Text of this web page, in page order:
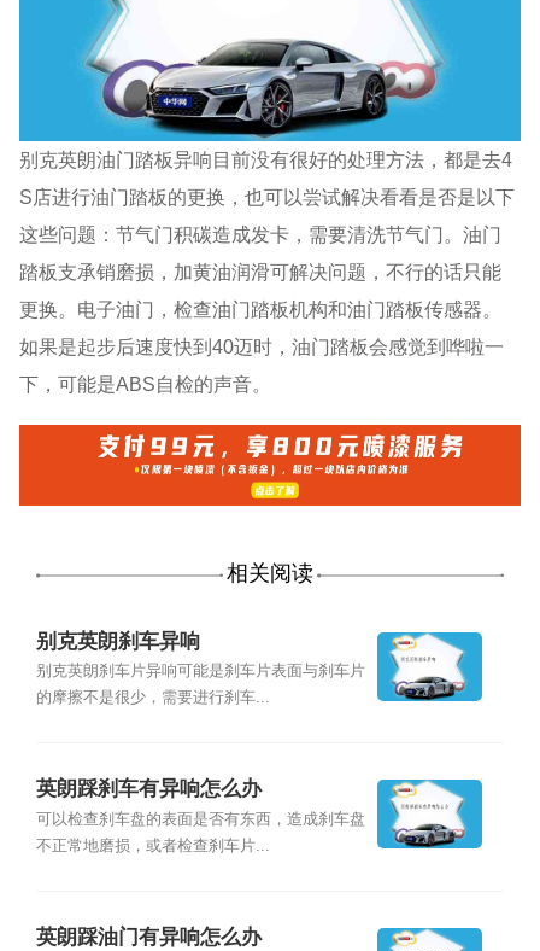
别克英朗油门踏板异响目前没有很好的处理方法，都是去4
S店进行油门踏板的更换，也可以尝试解决看看是否是以下
这些问题：节气门积碳造成发卡，需要清洗节气门。油门
踏板支承销磨损，加黄油润滑可解决问题，不行的话只能
更换。电子油门，检查油门踏板机构和油门踏板传感器。
如果是起步后速度快到40迈时，油门踏板会感觉到哗啦一
下，可能是ABS自检的声音。
相关阅读
别克英朗刹车异响
别克英朗刹车片异响可能是刹车片表面与刹车片
的摩擦不是很少，需要进行刹车...
英朗踩刹车有异响怎么办
可以检查刹车盘的表面是否有东西，造成刹车盘
不正常地磨损，或者检查刹车片...
英朗踩油门有异响怎么办